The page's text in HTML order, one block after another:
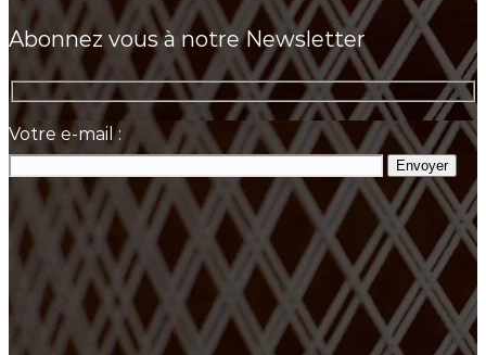
Abonnez vous à notre Newsletter
Votre e-mail :